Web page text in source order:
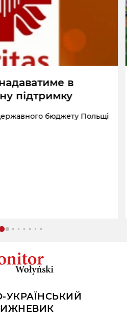
з відпочинку»
Interreg NEXT Польща–
конкурс «Листівка з
УКРАЇНСЬКИЙ